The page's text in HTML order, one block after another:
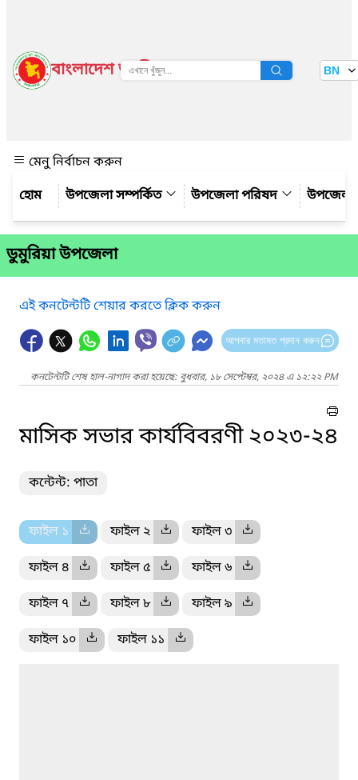
বাংলাদেশ জাতীয় তথ্য বাতায়ন BN
মেনু নির্বাচন করুন
উপজেলা সম্পর্কিত
উপজেলা পরিষদ উপজেলা
ডুমুরিয়া উপজেলা
এই কনটেন্টটি শেয়ার করতে ক্লিক করুন
আপনার মতামত প্রদান করুন
কনটেন্টটি শেষ হাল-নাগাদ করা হয়েছে: বুধবার, ১৮ সেপ্টেম্বর, ২০২৪ এ ১২:২২ PM
মাসিক সভার কার্যবিবরণী ২০২৩-২৪
কন্টেন্ট: পাতা
ফাইল ১ ফাইল ২ ফাইল ৩
ফাইল ৪ ফাইল ৫ ফাইল ৬
ফাইল ৭ ফাইল ৮ ফাইল ৯
ফাইল ১০ ফাইল ১১